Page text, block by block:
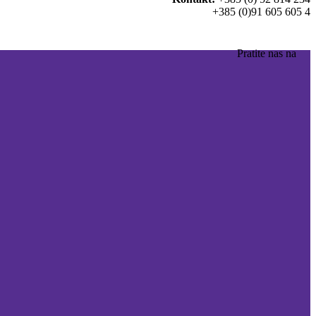
+385 (0)91 605 605 4
Pratite nas na